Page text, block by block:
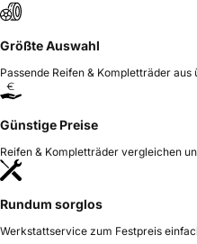
Größte Auswahl
Passende Reifen & Kompletträder aus
Günstige Preise
Reifen & Kompletträder vergleichen
Rundum sorglos
Werkstattservice zum Festpreis